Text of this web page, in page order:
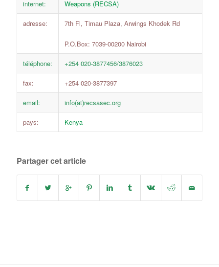
internet:
Weapons (RECSA)
adresse: 7th Fl, Timau Plaza, Arwings Khodek Rd
P.O.Box: 7039-00200 Nairobi
téléphone: +254 020-3877456/3876023
fax: +254 020-3877397
email: info(at)recsasec.org
pays: Kenya
Partager cet article